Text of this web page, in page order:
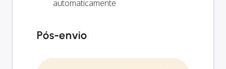
automaticamente
Pós-envio